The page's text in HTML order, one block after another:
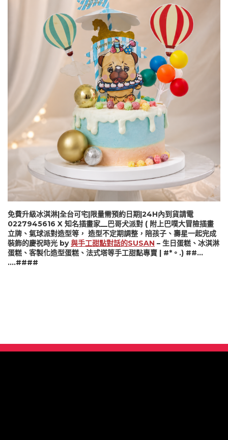
免費升級冰淇淋|全台可宅|限量需預約日期|24H內到貨請電
0227945616 X 知名插畫家__巴哥犬派對 ( 附上巴噗大冒險插畫
立牌、氣球派對造型等， 造型不定期調整，陪孩子、壽星一起完成
裝飾的慶祝時光 by與手工甜點對話的SUSAN – 生日蛋糕、冰淇淋
蛋糕、客製化造型蛋糕、法式塔等手工甜點專賣 | #*。.) ##…
….####